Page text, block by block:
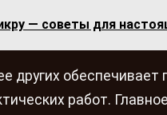
— советы для
обеспечивает
работ.